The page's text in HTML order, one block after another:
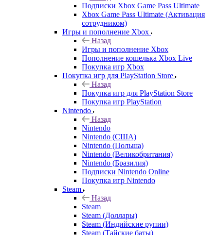
Подписки Xbox Game Pass Ultimate
Xbox Game Pass Ultimate (Активация
сотрудником)
Игры и пополнение Xbox
Назад
Игры и пополнение Xbox
Пополнение кошелька Xbox Live
Покупка игр Xbox
Покупка игр для PlayStation Store
Назад
Покупка игр для PlayStation Store
Покупка игр PlayStation
Nintendo
Назад
Nintendo
Nintendo (США)
Nintendo (Польша)
Nintendo (Великобритания)
Nintendo (Бразилия)
Подписки Nintendo Online
Покупка игр Nintendo
Steam
Назад
Steam
Steam (Доллары)
Steam (Индийские рупии)
Steam (Тайские баты)